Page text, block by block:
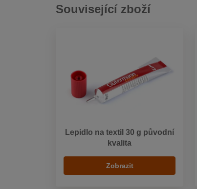
Související zboží
Lepidlo na textil 30 g původní
kvalita
Zobrazit